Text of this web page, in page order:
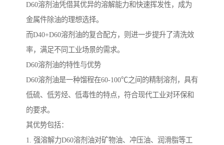
D60溶剂油凭借其优异的溶解能力和快速挥发性，成为
金属件除油的理想选择。
而D40+D60溶剂油的复合配方，则进一步提升了清洗效
率，满足不同工业场景的需求。
D60溶剂油的特性与优势
D60溶剂油是一种馏程在60-100℃之间的精制溶剂，具有
低硫、低芳烃、低毒性的特点，符合现代工业对环保和
的要求。
其优势包括：
1. 强溶解力D60溶剂油对矿物油、冲压油、润滑脂等工